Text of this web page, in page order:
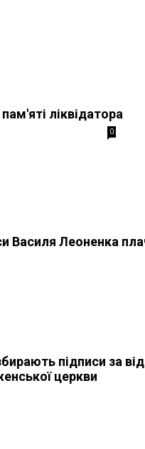
ліквідатора
0
Василя Леоненка
підписи за
церкви